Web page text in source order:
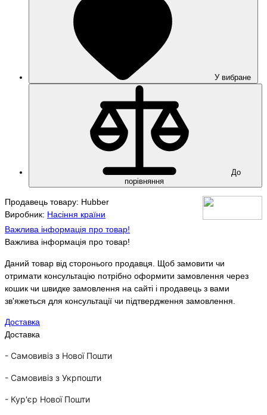
У вибране
До
порівняння
Продавець товару: Hubber
Виробник: Насіння країни
Важлива інформація про товар!
Важлива інформація про товар!
Даний товар від сторонього продавця. Щоб замовити чи
отримати консультацію потрібно оформити замовлення через
кошик чи швидке замовлення на сайті і продавець з вами
зв'яжеться для консультації чи підтвердження замовлення.
Доставка
Доставка
- Самовивіз з Нової Пошти
- Самовивіз з Укрпошти
- Кур'єр Нової Пошти